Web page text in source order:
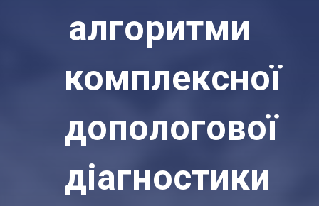
алгоритми
комплексної
допологової
діагностики